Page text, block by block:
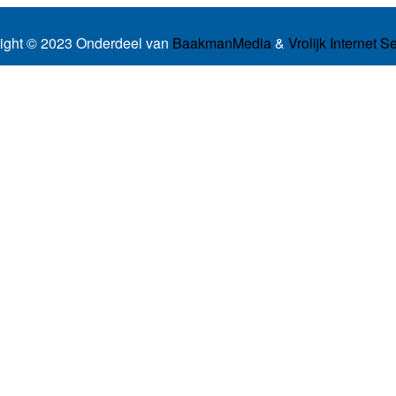
© 2023 Onderdeel van BaakmanMedia& Vrolijk Internet